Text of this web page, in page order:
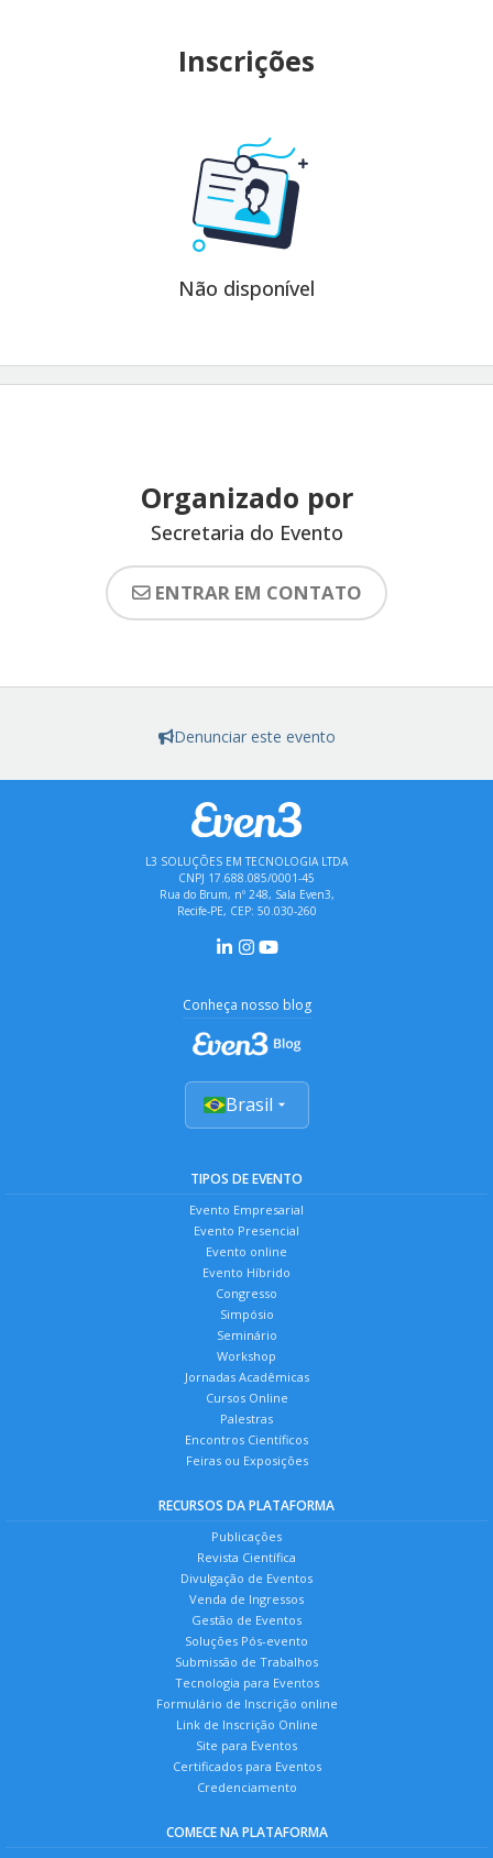
Inscrições
Não disponível
Organizado por
Secretaria do Evento
ENTRAR EM CONTATO
Denunciar este evento
L3 SOLUÇÕES EM TECNOLOGIA LTDA
CNPJ 17.688.085/0001-45
Rua do Brum, nº 248, Sala Even3,
Recife-PE, CEP: 50.030-260
Conheça nosso blog
Brasil
TIPOS DE EVENTO
Evento Empresarial
Evento Presencial
Evento online
Evento Híbrido
Congresso
Simpósio
Seminário
Workshop
Jornadas Acadêmicas
Cursos Online
Palestras
Encontros Científicos
Feiras ou Exposições
RECURSOS DA PLATAFORMA
Publicações
Revista Científica
Divulgação de Eventos
Venda de Ingressos
Gestão de Eventos
Soluções Pós-evento
Submissão de Trabalhos
Tecnologia para Eventos
Formulário de Inscrição online
Link de Inscrição Online
Site para Eventos
Certificados para Eventos
Credenciamento
COMECE NA PLATAFORMA